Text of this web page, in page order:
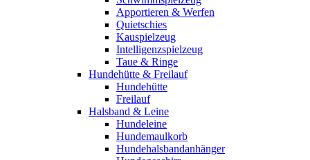
Apportieren & Werfen
Quietschies
Kauspielzeug
Intelligenzspielzeug
Taue & Ringe
Hundehütte & Freilauf
Hundehütte
Freilauf
Halsband & Leine
Hundeleine
Hundemaulkorb
Hundehalsbandanhänger